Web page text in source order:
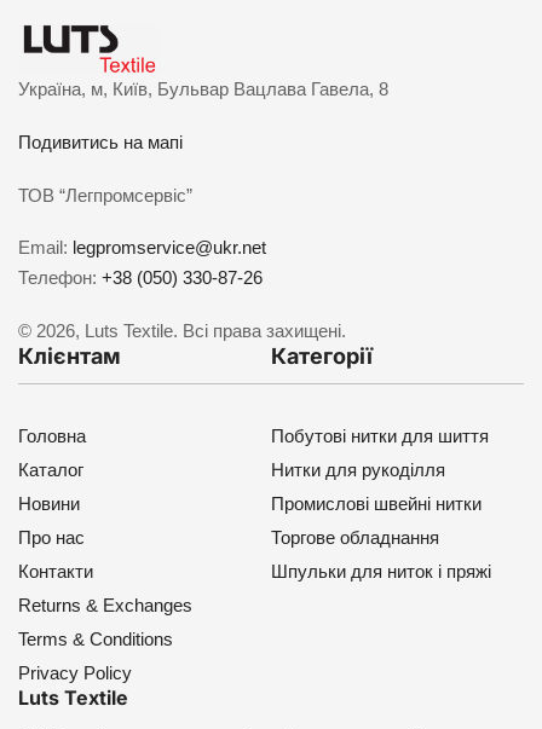
Україна, м, Київ, Бульвар Вацлава Гавела, 8
Подивитись на мапі
ТОВ “Легпромсервіс”
Email: legpromservice@ukr.net
Телефон: +38 (050) 330-87-26
© 2026, Luts Textile. Всі права захищені.
Клієнтам
Головна
Каталог
Новини
Про нас
Контакти
Returns & Exchanges
Terms & Conditions
Privacy Policy
Категорії
Побутові нитки для шиття
Нитки для рукоділля
Промислові швейні нитки
Торгове обладнання
Шпульки для ниток і пряжі
Luts Textile